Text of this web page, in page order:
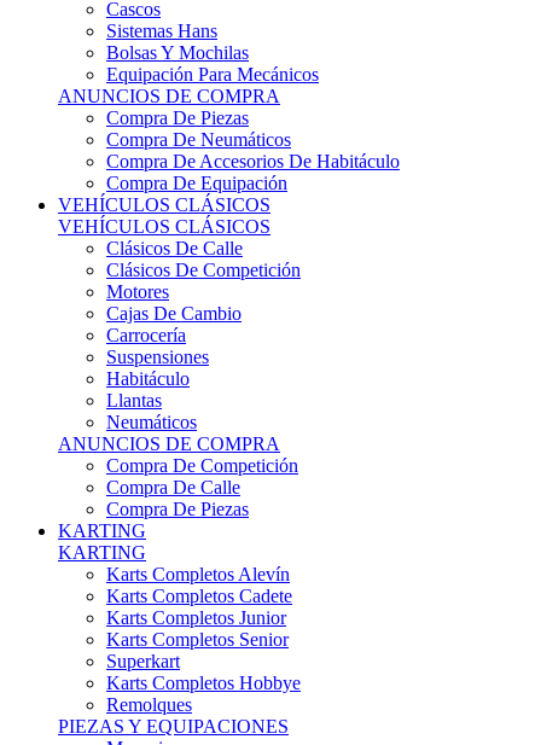
Cascos
Sistemas Hans
Bolsas Y Mochilas
Equipación Para Mecánicos
ANUNCIOS DE COMPRA
Compra De Piezas
Compra De Neumáticos
Compra De Accesorios De Habitáculo
Compra De Equipación
VEHÍCULOS CLÁSICOS
VEHÍCULOS CLÁSICOS
Clásicos De Calle
Clásicos De Competición
Motores
Cajas De Cambio
Carrocería
Suspensiones
Habitáculo
Llantas
Neumáticos
ANUNCIOS DE COMPRA
Compra De Competición
Compra De Calle
Compra De Piezas
KARTING
KARTING
Karts Completos Alevín
Karts Completos Cadete
Karts Completos Junior
Karts Completos Senior
Superkart
Karts Completos Hobbye
Remolques
PIEZAS Y EQUIPACIONES